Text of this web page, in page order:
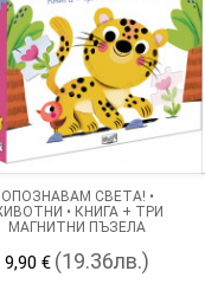
ОПОЗНАВАМ СВЕТА! •
• КНИГА + ТРИ
МАГНИТНИ ПЪЗЕЛА
9,90 € (19.36лв.)